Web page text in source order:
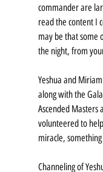
commander are
read the content I
may be that some
the night, from
Yeshua and
along with the
Ascended Masters
volunteered to
miracle,
Channeling of